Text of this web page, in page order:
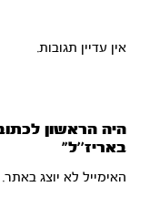
אין עדיין תגובות.
באריז’’ל”
האימייל לא יוצג באתר.